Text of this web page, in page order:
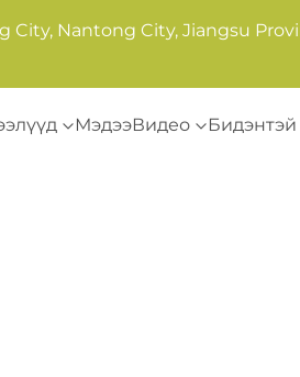
City, Nantong City, Jiangsu
МэдээВидео